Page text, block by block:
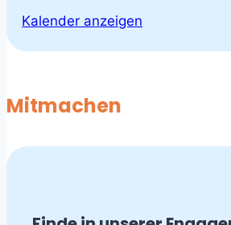
Kalender anzeigen
Mitmachen